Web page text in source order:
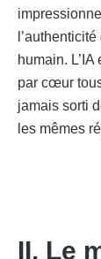
humain.
par cœur
jamais sorti
les mêmes
II. Le